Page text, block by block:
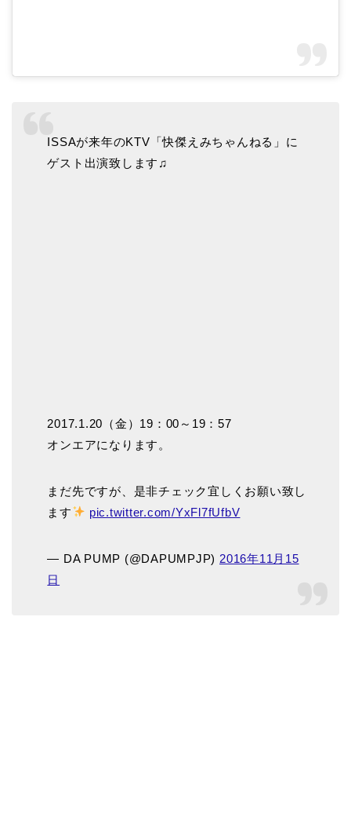
ISSAが来年のKTV「快傑えみちゃんねる」に
ゲスト出演致します♫
2017.1.20（金）19：00～19：57
オンエアになります。
まだ先ですが、是非チェック宜しくお願い致し
ます
pic.twitter.com/YxFl7fUfbV
— DA PUMP (@DAPUMPJP) 2016年11月15
日